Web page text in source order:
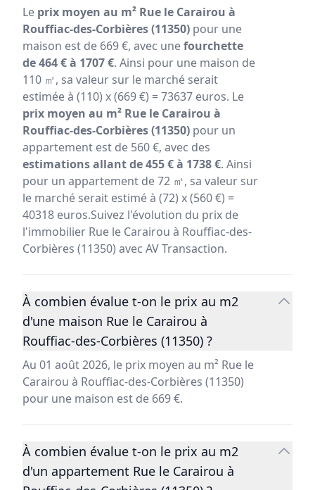
Le prix moyen au m² Rue le Carairou à
Rouffiac-des-Corbières (11350) pour une
maison est de 669 €, avec unefourchette
de 464 € à 1707 €. Ainsi pour une maison de
110 ㎡, sa valeur sur le marché serait
estimée à (110) x (669 €) = 73637 euros. Le
prix moyen au m² Rue le Carairou à
Rouffiac-des-Corbières (11350) pour un
appartement est de 560 €, avec des
estimations allant de 455 € à 1738 €. Ainsi
pour un appartement de 72 ㎡, sa valeur sur
le marché serait estimé à (72) x (560 €) =
40318 euros.Suivez l'évolution du prix de
l'immobilier Rue le Carairou à Rouffiac-des-
Corbières (11350) avec AV Transaction.
À combien évalue t-on le prix au m2
d'une maison Rue le Carairou à
Rouffiac-des-Corbières (11350) ?
Au 01 août 2026, le prix moyen au m² Rue le
Carairou à Rouffiac-des-Corbières (11350)
pour une maison est de 669 €.
À combien évalue t-on le prix au m2
d'un appartement Rue le Carairou à